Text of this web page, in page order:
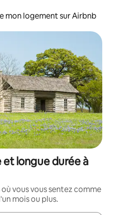
mon logement sur Airbnb
longue durée à
vous vous sentez comme
mois ou plus.